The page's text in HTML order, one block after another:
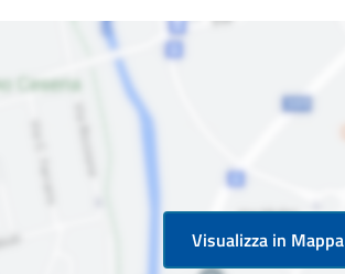
Visualizza in Mappa